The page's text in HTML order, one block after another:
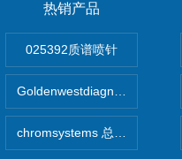
热销产品
025392质谱喷针
Goldenwestdiagnostics总代
chromsystems 总代理